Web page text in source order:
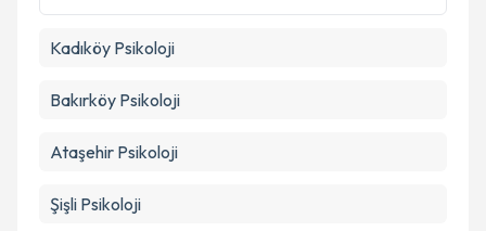
Kadıköy Psikoloji
Bakırköy Psikoloji
Ataşehir Psikoloji
Şişli Psikoloji